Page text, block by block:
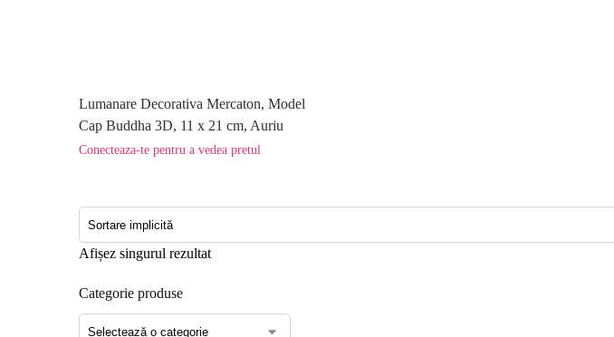
Lumanare Decorativa Mercaton, Model
Cap Buddha 3D, 11 x 21 cm, Auriu
Conecteaza-te pentru a vedea pretul
Afișez singurul rezultat
Categorie produse